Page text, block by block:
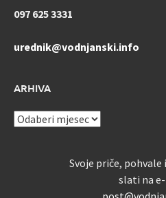
097 625 3331
urednik@vodnjanski.info
ARHIVA
ARHIVA
Svoje priče,
slati na